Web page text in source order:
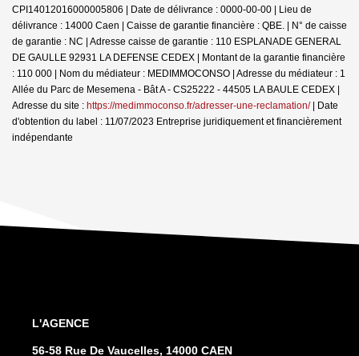
CPI14012016000005806 | Date de délivrance : 0000-00-00 | Lieu de
délivrance : 14000 Caen | Caisse de garantie financière : QBE. | N° de caisse
de garantie : NC | Adresse caisse de garantie : 110 ESPLANADE GENERAL
DE GAULLE 92931 LA DEFENSE CEDEX | Montant de la garantie financière
: 110 000 | Nom du médiateur : MEDIMMOCONSO | Adresse du médiateur : 1
Allée du Parc de Mesemena - Bât A - CS25222 - 44505 LA BAULE CEDEX |
Adresse du site : https://medimmoconso.fr/adresser-une-reclamation/| Date
d'obtention du label : 11/07/2023 Entreprise juridiquement et financièrement
indépendante
L'AGENCE
56-58 Rue De Vaucelles, 14000 CAEN